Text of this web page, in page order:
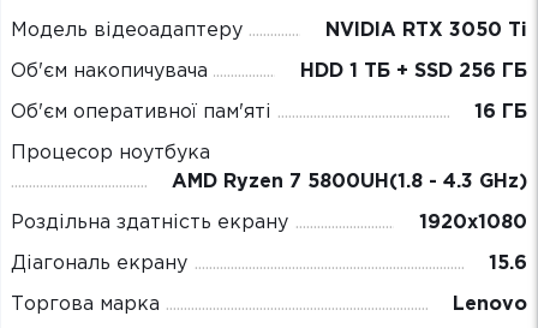
Модель відеоадаптеру NVIDIA RTX 3050 Ti
Об'єм накопичувача HDD 1 ТБ + SSD 256 ГБ
Об'єм оперативної пам'яті 16 ГБ
Процесор ноутбука
AMD Ryzen 7 5800UH(1.8 - 4.3 GHz)
Роздільна здатність екрану 1920х1080
Діагональ екрану 15.6
Торгова марка Lenovo